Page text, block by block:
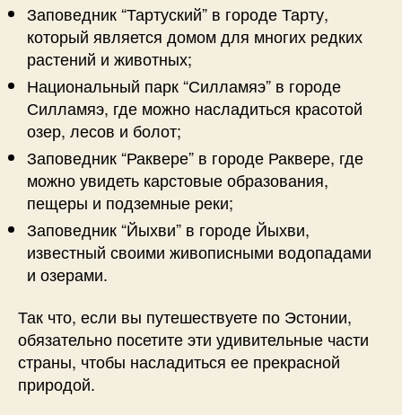
Заповедник “Тартуский” в городе Тарту,
который является домом для многих редких
растений и животных;
Национальный парк “Силламяэ” в городе
Силламяэ, где можно насладиться красотой
озер, лесов и болот;
Заповедник “Раквере” в городе Раквере, где
можно увидеть карстовые образования,
пещеры и подземные реки;
Заповедник “Йыхви” в городе Йыхви,
известный своими живописными водопадами
и озерами.
Так что, если вы путешествуете по Эстонии,
обязательно посетите эти удивительные части
страны, чтобы насладиться ее прекрасной
природой.